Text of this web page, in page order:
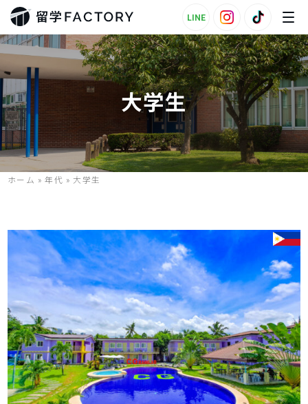
LINE
大学生
ホーム »年代 » 大学生